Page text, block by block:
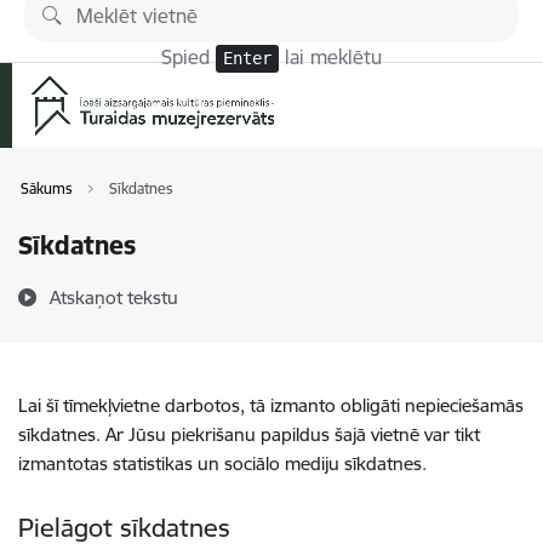
Pāriet uz lapas saturu
Spied Enter lai meklētu
Sākums Sīkdatnes
Sīkdatnes
Atskaņot tekstu
Lai šī tīmekļvietne darbotos, tā izmanto obligāti nepieciešamās
sīkdatnes. Ar Jūsu piekrišanu papildus šajā vietnē var tikt
izmantotas statistikas un sociālo mediju sīkdatnes.
Pielāgot sīkdatnes